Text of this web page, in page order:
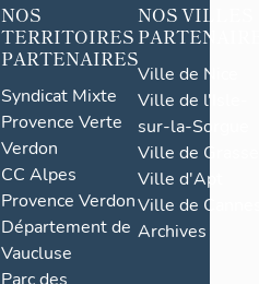
NOS
TERRITOIRES
PARTENAIRES
Syndicat Mixte
Provence Verte
Verdon
CC Alpes
Provence Verdon
Département de
Vaucluse
NOS VILLES
Ville de Nice
Ville de l'Isle-
sur-la-Sorgue
Ville de Grasse
Ville d'Apt
Ville de
Archives